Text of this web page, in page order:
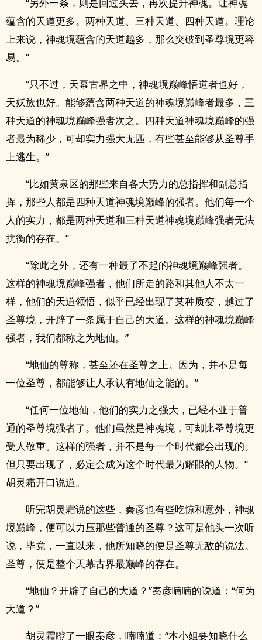
蕴含的天道更多。两种天道、三种天道、四种天道。理论
上来说，神魂境蕴含的天道越多，那么突破到圣尊境更容
易。”
“只不过，天幕古界之中，神魂境巅峰悟道者也好，
天妖族也好。能够蕴含两种天道的神魂境巅峰者最多，三
种天道的神魂境巅峰强者次之。四种天道神魂境巅峰的强
者最为稀少，可却实力强大无匹，有些甚至能够从圣尊手
上逃生。”
“比如黄泉区的那些来自各大势力的总指挥和副总指
挥，那些人都是四种天道神魂境巅峰的强者。他们每一个
人的实力，都是两种天道和三种天道神魂境巅峰强者无法
抗衡的存在。”
“除此之外，还有一种最了不起的神魂境巅峰强者。
这样的神魂境巅峰强者，他们所走的路和其他人不太一
样，他们的天道领悟，似乎已经出现了某种质变，越过了
圣尊境，开辟了一条属于自己的大道。这样的神魂境巅峰
强者，我们都称之为地仙。”
“地仙的尊称，甚至还在圣尊之上。因为，并不是每
一位圣尊，都能够让人承认有地仙之能的。”
“任何一位地仙，他们的实力之强大，已经不亚于普
通的圣尊境强者了。他们虽然是神魂境，可却比圣尊境更
受人敬重。这样的强者，并不是每一个时代都会出现的。
但只要出现了，必定会成为这个时代最为耀眼的人物。”
胡灵霜开口说道。
听完胡灵霜说的这些，秦彦也有些吃惊和意外，神魂
境巅峰，便可以力压那些普通的圣尊？这可是他头一次听
说，毕竟，一直以来，他所知晓的便是圣尊无敌的说法。
圣尊，便是整个天幕古界最巅峰的存在。
“地仙？开辟了自己的大道？”秦彦喃喃的说道：“何为
大道？”
胡灵霜瞪了一眼秦彦，喃喃道：“本小姐要知晓什么